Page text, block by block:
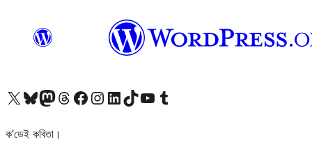
আমাৰ X (আগৰ Twitter) একাউণ্টলৈ যাওকআমাৰ Bluesky একাউণ্টলৈ যাওকআমাৰ Mastodon একাউণ্টলৈ যাওকআমাৰ Threads একাউণ্টলৈ যাওকআমাৰ Facebook পৃষ্ঠালৈ যাওকআমাৰ Instagram একাউণ্টলৈ যাওকআমাৰ LinkedIn একাউণ্টলৈ যাওকআমাৰ TikTok একাউণ্টলৈ যাওকআমাৰ YouTube চেনেললৈ যাওকআমাৰ Tumblr একাউণ্টলৈ যাওক
ক’ডেই কবিতা।